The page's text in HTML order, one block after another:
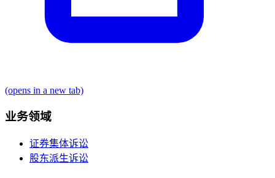
(opens in a new tab)
业务领域
证券集体诉讼
股东派生诉讼